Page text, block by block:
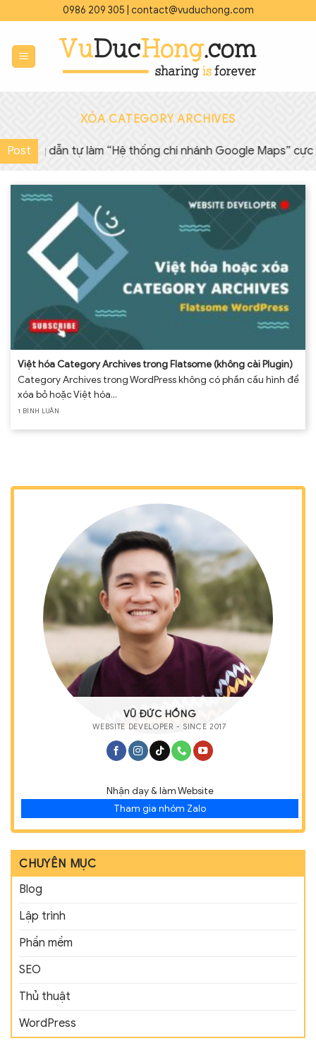
qua
nội
dung
0986 209 305 contact@vuduchong.com
XÓA CATEGORY ARCHIVES
Postdẫn tự làm “Hệ thống chi nhánh Google Maps” cực
Việt hóa Category Archives trong Flatsome (không cài Plugin)
Category Archives trong WordPress không có phần cấu hình để
xóa bỏ hoặc Việt hóa...
1 BÌNH LUẬN
VŨ ĐỨC HỒNG
WEBSITE DEVELOPER - SINCE 2017
Nhận dạy & làm Website
Tham gia nhóm Zalo
CHUYÊN MỤC
Blog
Lập trình
Phần mềm
SEO
Thủ thuật
WordPress